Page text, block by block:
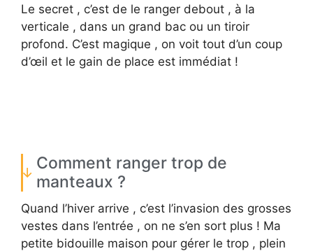
Le secret , c’est de le ranger debout , à la
verticale , dans un grand bac ou un tiroir
profond. C’est magique , on voit tout d’un coup
d’œil et le gain de place est immédiat !
Comment ranger trop de
manteaux ?
Quand l’hiver arrive , c’est l’invasion des grosses
vestes dans l’entrée , on ne s’en sort plus ! Ma
petite bidouille maison pour gérer le trop , plein